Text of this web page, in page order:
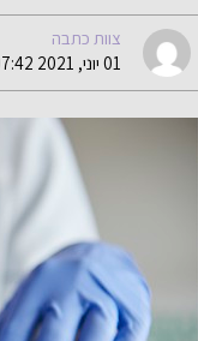
צוות כתבה
01 יוני, 2021 07:42